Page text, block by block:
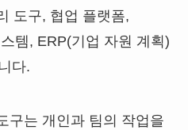
도구, 협업 플랫폼,
템, ERP(기업 자원 계획)
다.
구는 개인과 팀의 작업을